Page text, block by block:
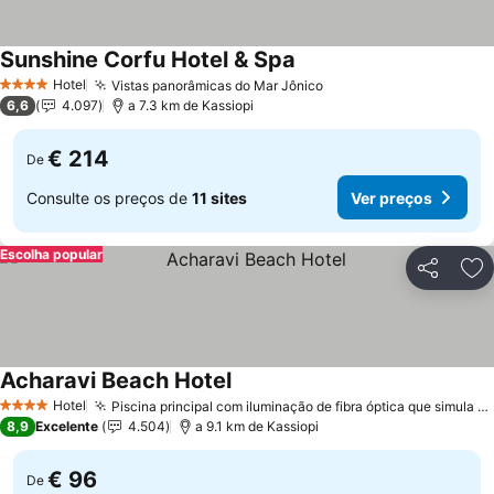
4 EstrelasHotel Vistas panorâmicas do Mar Jônico
Sunshine Corfu Hotel & Spa
6,6 4.097 a 7.3 km de Kassiopi
De € 214
Consulte os preços de 11 sites Ver preços
Partilhar
Escolha popular
4 EstrelasHotel Piscina principal com iluminação de fibra óptica que simula estrelas
Acharavi Beach Hotel
8,9 Excelente 4.504 a 9.1 km de Kassiopi
De € 96